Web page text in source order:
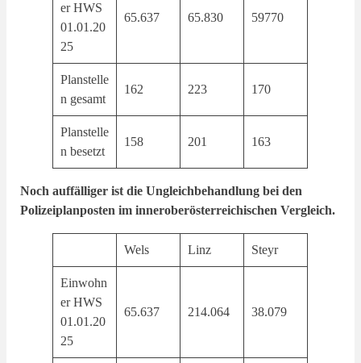
er HWS
01.01.20
25
65.637 65.830 59770
Planstelle
n gesamt
162 223 170
Planstelle
n besetzt
158 201 163
Noch auffälliger ist die Ungleichbehandlung bei den
Polizeiplanposten im inneroberösterreichischen Vergleich.
Wels Linz Steyr
Einwohn
er HWS
01.01.20
25
65.637 214.064 38.079